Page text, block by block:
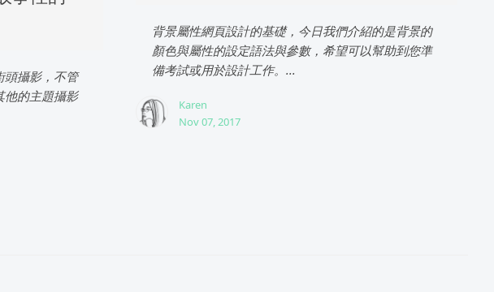
背景屬性網頁設計的基礎，今日我們介紹的是背景的
顏色與屬性的設定語法與參數，希望可以幫助到您準
備考試或用於設計工作。...
Karen
Nov 07, 2017
頭攝影，不管
他的主題攝影